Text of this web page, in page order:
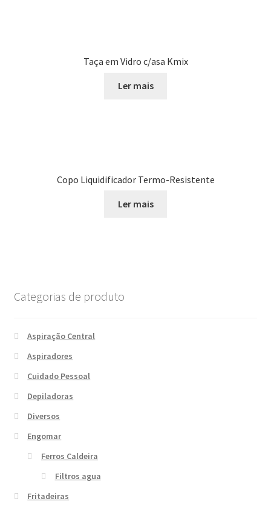
Taça em Vidro c/asa Kmix
Ler mais
Copo Liquidificador Termo-Resistente
Ler mais
Categorias de produto
Aspiração Central
Aspiradores
Cuidado Pessoal
Depiladoras
Diversos
Engomar
Ferros Caldeira
Filtros agua
Fritadeiras